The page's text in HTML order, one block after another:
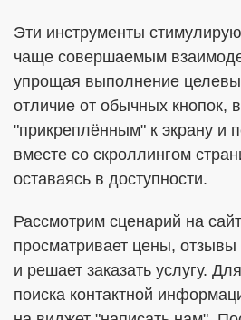
Эти инструменты
чаще совершаемым
упрощая выполнение
отличие от обычных кнопок,
"прикреплённым" к экрану и
вместе со скроллингом
оставаясь в доступности.
Рассмотрим сценарий на
просматривает цены,
и решает заказать услугу.
поиска контактной